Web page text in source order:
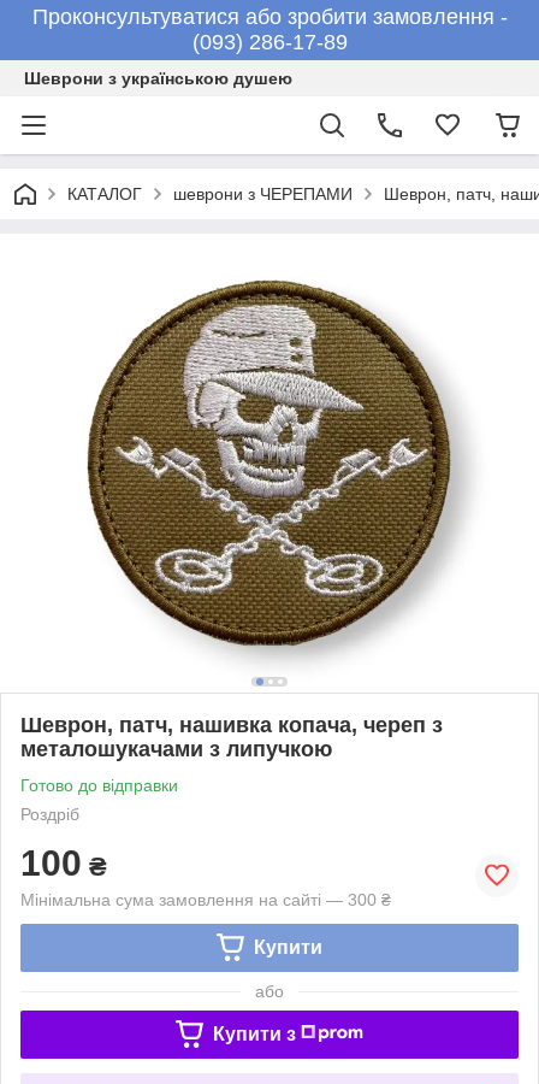
Проконсультуватися або зробити замовлення -
(093) 286-17-89
Шеврони з українською душею
КАТАЛОГ шеврони з ЧЕРЕПАМИ Шеврон, патч,
Шеврон, патч, нашивка копача, череп з
металошукачами з липучкою
Готово до відправки
Роздріб
100 ₴
Мінімальна сума замовлення на сайті — 300 ₴
Купити
або
Купити з